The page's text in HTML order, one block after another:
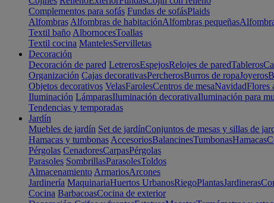
Complementos para sofás Fundas de sofásPlaids
Alfombras Alfombras de habitaciónAlfombras pequeñas
Textil baño AlbornocesToallas
Textil cocina MantelesServilletas
Decoración
Decoración de pared LetrerosEspejosRelojes de paredTableros
Organización Cajas decorativasPercherosBurros de ropaJoyeros
Objetos decorativos VelasFarolesCentros de mesaNavidadFlores
Iluminación LámparasIluminación decorativaIluminación para
Tendencias y temporadas
Jardín
Muebles de jardín Set de jardínConjuntos de mesas y sillas de
Hamacas y tumbonas AccesoriosBalancinesTumbonasHamacas
Pérgolas CenadoresCarpasPérgolas
Parasoles SombrillasParasolesToldos
Almacenamiento ArmariosArcones
Jardinería MaquinariaHuertos UrbanosRiegoPlantasJardineras
Cocina BarbacoasCocina de exterior